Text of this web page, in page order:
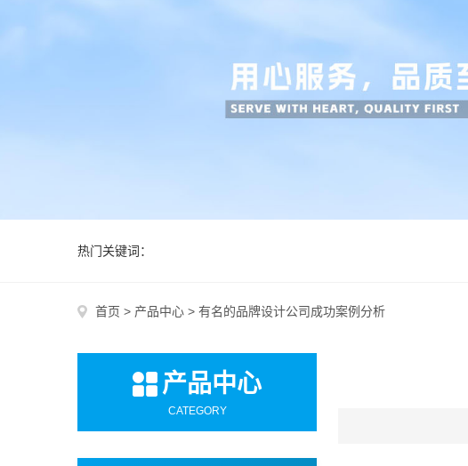
热门关键词：
首页 > 产品中心 > 有名的品牌设计公司成功案例分析
产品中心
CATEGORY